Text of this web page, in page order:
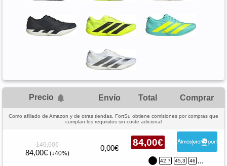
Precio Envío Total Comprar
Como afiliado de Amazon y de otras tiendas, FortSu obtiene comisiones por compras que
cumplan los requisitos sin coste adicional
140,00€
84,00€ (↓40%)
0,00€
84,00€
42,7 45,3 46 ...